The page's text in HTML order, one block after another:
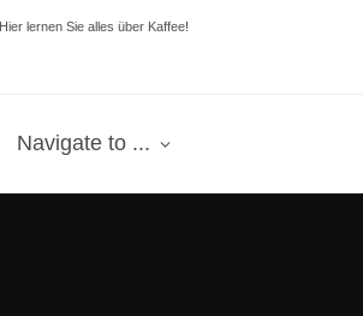
Hier lernen Sie alles über Kaffee!
Navigate to ...